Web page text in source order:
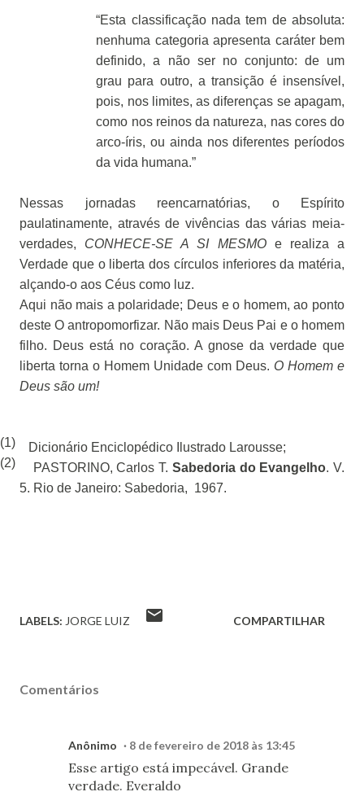
“Esta classificação nada tem de absoluta:
nenhuma categoria apresenta caráter bem
definido, a não ser no conjunto: de um
grau para outro, a transição é insensível,
pois, nos limites, as diferenças se apagam,
como nos reinos da natureza, nas cores do
arco-íris, ou ainda nos diferentes períodos
da vida humana.”
Nessas jornadas reencarnatórias, o Espírito
paulatinamente, através de vivências das várias meia-
verdades, CONHECE-SE A SI MESMOe realiza a
Verdade que o liberta dos círculos inferiores da matéria,
alçando-o aos Céus como luz.
Aqui não mais a polaridade; Deus e o homem, ao ponto
deste O antropomorfizar. Não mais Deus Pai e o homem
filho. Deus está no coração. A gnose da verdade que
liberta torna o Homem Unidade com Deus. O Homem e
Deus são um!
(1)
Dicionário Enciclopédico Ilustrado Larousse;
(2)
PASTORINO, Carlos T. Sabedoria do Evangelho. V.
5. Rio de Janeiro: Sabedoria, 1967.
LABELS: JORGE LUIZ COMPARTILHAR
Comentários
Anônimo 8 de fevereiro de 2018 às 13:45
Esse artigo está impecável. Grande
verdade. Everaldo